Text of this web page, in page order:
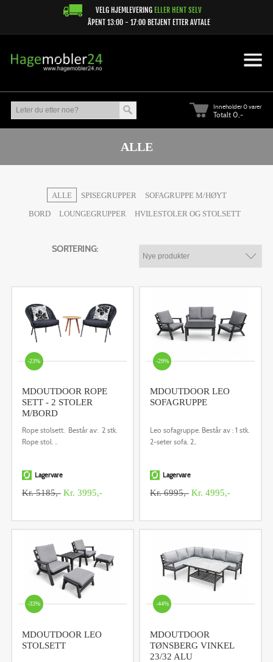
VELG HJEMLEVERING ELLER HENT SELV
ÅPENT 13:00 - 17:00 BETJENT ETTER AVTALE
Inneholder0 varer
Totalt 0,-
ALLE
ALLE SPISEGRUPPER
SOFAGRUPPE M/HØYT
BORD
LOUNGEGRUPPER HVILESTOLER OG STOLSETT
SORTERING:
-23%
MDOUTDOOR ROPE
SETT - 2 STOLER
M/BORD
Rope stolsett. Består av: 2 stk.
Rope stol. ..
Lagervare
Kr. 5185,-Kr. 3995,-
-29%
MDOUTDOOR LEO
SOFAGRUPPE
Leo sofagruppe. Består av : 1 stk.
2-seter sofa. 2..
Lagervare
Kr. 6995,-Kr. 4995,-
-33%
MDOUTDOOR LEO
STOLSETT
-44%
MDOUTDOOR
TØNSBERG VINKEL
23/32 ALU